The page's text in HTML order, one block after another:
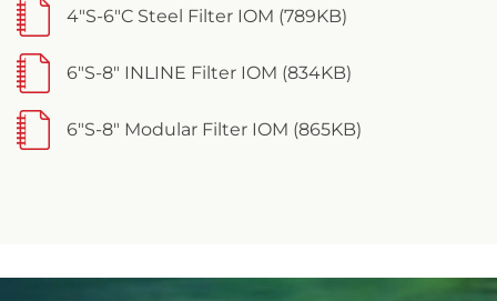
4"S-6"C Steel Filter IOM (789KB)
6"S-8" INLINE Filter IOM (834KB)
6"S-8" Modular Filter IOM (865KB)